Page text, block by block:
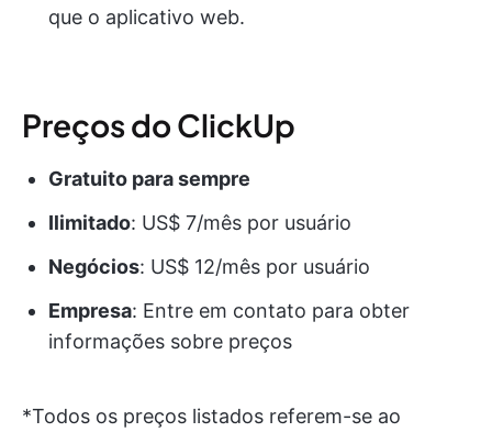
que o aplicativo web.
Preços do ClickUp
Gratuito para sempre
Ilimitado: US$ 7/mês por usuário
Negócios: US$ 12/mês por usuário
Empresa: Entre em contato para obter
informações sobre preços
*Todos os preços listados referem-se ao